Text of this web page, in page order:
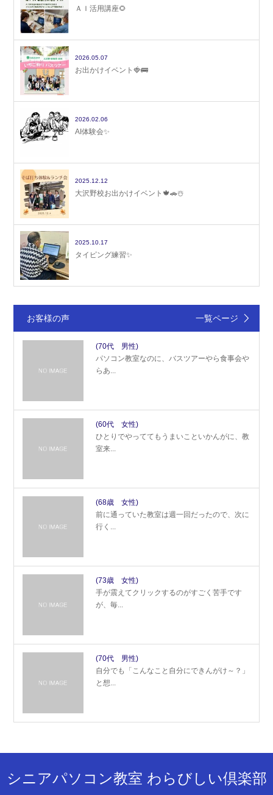
ＡＩ活用講座🌻
2026.05.07
お出かけイベント🍓🚌
2026.02.06
AI体験会✨
2025.12.12
大沢野校お出かけイベント🍁🚗☃️
2025.10.17
タイピング練習✨
お客様の声 一覧ページ
(70代 男性)
パソコン教室なのに、バスツアーやら食事会や
らあ...
(60代 女性)
ひとりでやっててもうまいこといかんがに、教
室来...
(68歳 女性)
前に通っていた教室は週一回だったので、次に
行く...
(73歳 女性)
手が震えてクリックするのがすごく苦手です
が、毎...
(70代 男性)
自分でも「こんなこと自分にできんがけ～？」
と想...
シニアパソコン教室 わらびしい倶楽部